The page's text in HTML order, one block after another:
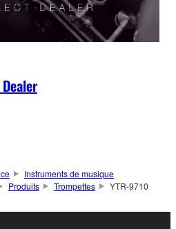
Instruments de musique
Produits Trompettes YTR-9710